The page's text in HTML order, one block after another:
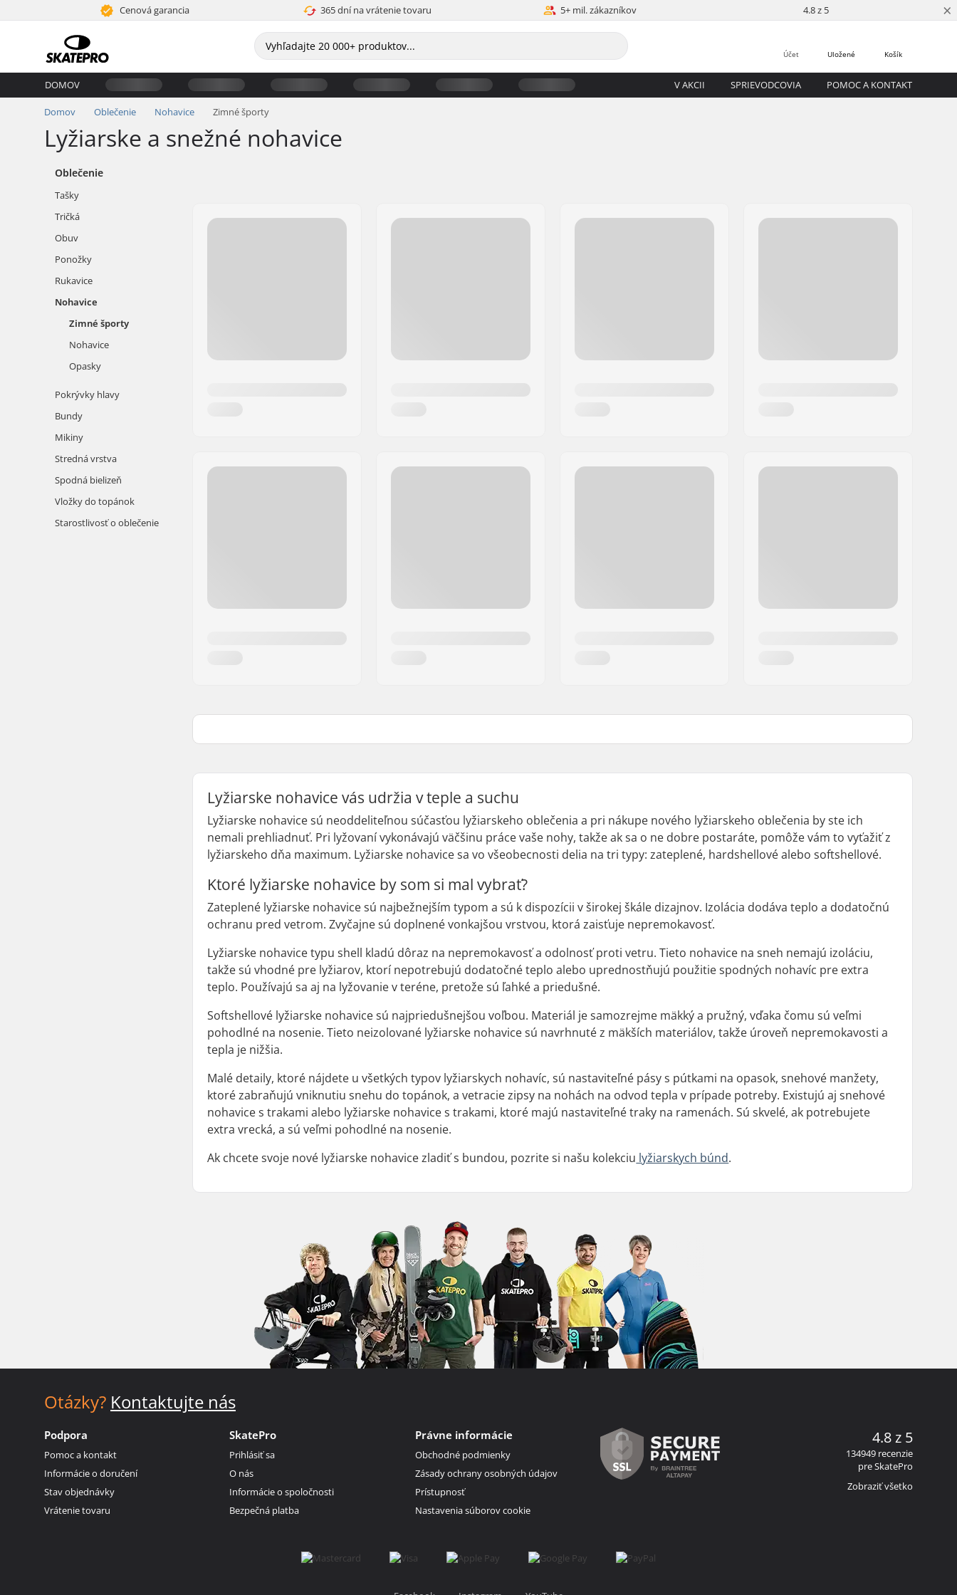
Cenová garancia 365 dní na vrátenie tovaru 5+ mil. zákazníkov 4.8 z 5 ×
Košík
Uložené
Účet
DOMOV V AKCII SPRIEVODCOVIA POMOC A KONTAKT
Domov Oblečenie Nohavice Zimné športy
Lyžiarske a snežné nohavice
Oblečenie
Tašky
Tričká
Obuv
Ponožky
Rukavice
Nohavice
Zimné športy
Nohavice
Opasky
Pokrývky hlavy
Bundy
Mikiny
Stredná vrstva
Spodná bielizeň
Vložky do topánok
Starostlivosť o oblečenie
Lyžiarske nohavice vás udržia v teple a suchu
Lyžiarske nohavice sú neoddeliteľnou súčasťou lyžiarskeho oblečenia a pri nákupe nového lyžiarskeho oblečenia by ste ich
nemali prehliadnuť. Pri lyžovaní vykonávajú väčšinu práce vaše nohy, takže ak sa o ne dobre postaráte, pomôže vám to vyťažiť z
lyžiarskeho dňa maximum. Lyžiarske nohavice sa vo všeobecnosti delia na tri typy: zateplené, hardshellové alebo softshellové.
Ktoré lyžiarske nohavice by som si mal vybrať?
Zateplené lyžiarske nohavice sú najbežnejším typom a sú k dispozícii v širokej škále dizajnov. Izolácia dodáva teplo a dodatočnú
ochranu pred vetrom. Zvyčajne sú doplnené vonkajšou vrstvou, ktorá zaisťuje nepremokavosť.
Lyžiarske nohavice typu shell kladú dôraz na nepremokavosť a odolnosť proti vetru. Tieto nohavice na sneh nemajú izoláciu,
takže sú vhodné pre lyžiarov, ktorí nepotrebujú dodatočné teplo alebo uprednostňujú použitie spodných nohavíc pre extra
teplo. Používajú sa aj na lyžovanie v teréne, pretože sú ľahké a priedušné.
Softshellové lyžiarske nohavice sú najpriedušnejšou voľbou. Materiál je samozrejme mäkký a pružný, vďaka čomu sú veľmi
pohodlné na nosenie. Tieto neizolované lyžiarske nohavice sú navrhnuté z mäkších materiálov, takže úroveň nepremokavosti a
tepla je nižšia.
Malé detaily, ktoré nájdete u všetkých typov lyžiarskych nohavíc, sú nastaviteľné pásy s pútkami na opasok, snehové manžety,
ktoré zabraňujú vniknutiu snehu do topánok, a vetracie zipsy na nohách na odvod tepla v prípade potreby. Existujú aj snehové
nohavice s trakami alebo lyžiarske nohavice s trakami, ktoré majú nastaviteľné traky na ramenách. Sú skvelé, ak potrebujete
extra vrecká, a sú veľmi pohodlné na nosenie.
Ak chcete svoje nové lyžiarske nohavice zladiť s bundou, pozrite si našu kolekciu lyžiarskych búnd.
Otázky? Kontaktujte nás
Podpora
Pomoc a kontakt
Informácie o doručení
Stav objednávky
Vrátenie tovaru
SkatePro
Prihlásiť sa
O nás
Informácie o spoločnosti
Bezpečná platba
Právne informácie
Obchodné podmienky
Zásady ochrany osobných údajov
Prístupnosť
Nastavenia súborov cookie
4.8 z 5
134949 recenzie
pre SkatePro
Zobraziť všetko